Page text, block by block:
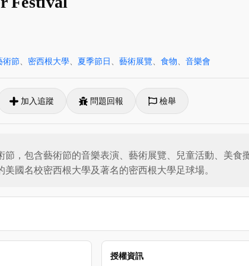
術節 密西根大學 夏季節日 藝術展覽 食物 音樂會
加入追蹤 問題回報 檢舉
節，包含藝術節的音樂表演、藝術展覽、兒童活動、美
國名校密西根大學及著名的密西根大學足球場。
授權資訊